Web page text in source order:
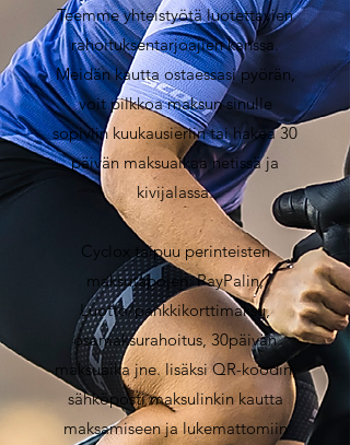
Teemme yhteistyötä luotettavien
rahoituksentarjoajien kanssa.
Meidän kautta ostaessasi pyörän,
voit pilkkoa maksun sinulle
sopiviin kuukausieriin tai hakea 30
päivän maksuaikaa netissä ja
kivijalassa.
Cyclox taipuu perinteisten
maksutapojen: PayPalin,
Luotto/pankkikorttimaksu,
osamaksurahoitus, 30päivän
maksuaika jne. lisäksi QR-koodin,
sähköposti maksulinkin kautta
maksamiseen ja lukemattomiin